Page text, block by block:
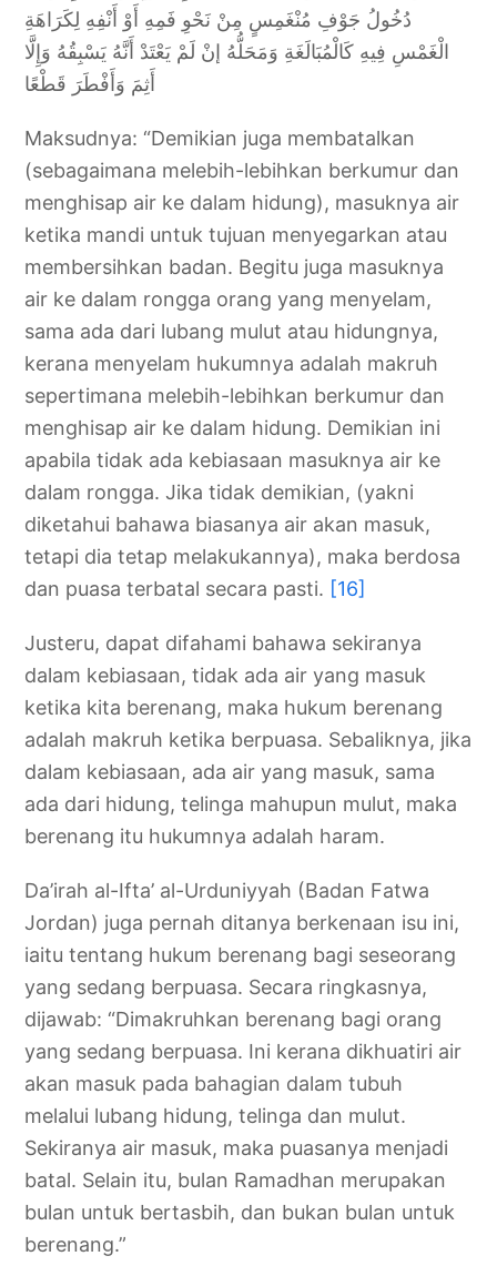
دُخُولُ جَوْفِ مُنْغَمِسٍ مِنْ نَحْوِ فَمِهِ أَوْ أَنْفِهِ لِكَرَاهَةِ
الْغَمْسِ فِيهِ كَالْمُبَالَغَةِ وَمَحَلُّهُ إنْ لَمْ يَعْتَدْ أَنَّهُ يَسْبِقُهُ وَإِلَّا
أَثِمَ وَأَفْطَرَ قَطْعًا
Maksudnya: “Demikian juga membatalkan
(sebagaimana melebih-lebihkan berkumur dan
menghisap air ke dalam hidung), masuknya air
ketika mandi untuk tujuan menyegarkan atau
membersihkan badan. Begitu juga masuknya
air ke dalam rongga orang yang menyelam,
sama ada dari lubang mulut atau hidungnya,
kerana menyelam hukumnya adalah makruh
sepertimana melebih-lebihkan berkumur dan
menghisap air ke dalam hidung. Demikian ini
apabila tidak ada kebiasaan masuknya air ke
dalam rongga. Jika tidak demikian, (yakni
diketahui bahawa biasanya air akan masuk,
tetapi dia tetap melakukannya), maka berdosa
dan puasa terbatal secara pasti. [16]
Justeru, dapat difahami bahawa sekiranya
dalam kebiasaan, tidak ada air yang masuk
ketika kita berenang, maka hukum berenang
adalah makruh ketika berpuasa. Sebaliknya, jika
dalam kebiasaan, ada air yang masuk, sama
ada dari hidung, telinga mahupun mulut, maka
berenang itu hukumnya adalah haram.
Da’irah al-Ifta’ al-Urduniyyah (Badan Fatwa
Jordan) juga pernah ditanya berkenaan isu ini,
iaitu tentang hukum berenang bagi seseorang
yang sedang berpuasa. Secara ringkasnya,
dijawab: “Dimakruhkan berenang bagi orang
yang sedang berpuasa. Ini kerana dikhuatiri air
akan masuk pada bahagian dalam tubuh
melalui lubang hidung, telinga dan mulut.
Sekiranya air masuk, maka puasanya menjadi
batal. Selain itu, bulan Ramadhan merupakan
bulan untuk bertasbih, dan bukan bulan untuk
berenang.”